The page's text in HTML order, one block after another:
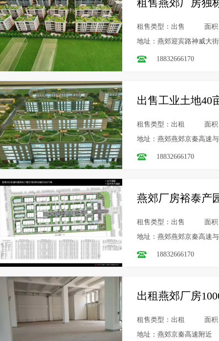
租售燕郊厂房独
租售类型：出售
面
地址：燕郊迎宾路神威大
18832666170
出售工业土地40
租售类型：出租
面
地址：燕郊燕郊京秦高速
18832666170
燕郊厂房裕泰产
租售类型：出售
面
地址：燕郊燕郊京秦高速
18832666170
出租燕郊厂房
租售类型：出租
面
地址：燕郊京秦高速附近